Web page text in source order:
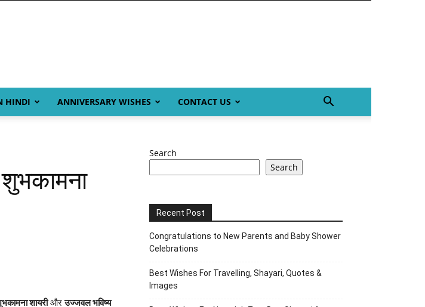
HINDI ANNIVERSARY WISHES CONTACT US
शायरीऔरउज्जवल भविष्य
Search
Search
Recent Post
Congratulations to New Parents and Baby Shower
Celebrations
Best Wishes For Travelling, Shayari, Quotes &
Images